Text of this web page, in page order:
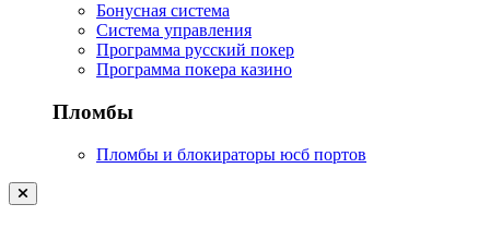
Бонусная система
Система управления
Программа русский покер
Программа покера казино
Пломбы
Пломбы и блокираторы юсб портов